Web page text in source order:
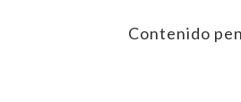
Contenido